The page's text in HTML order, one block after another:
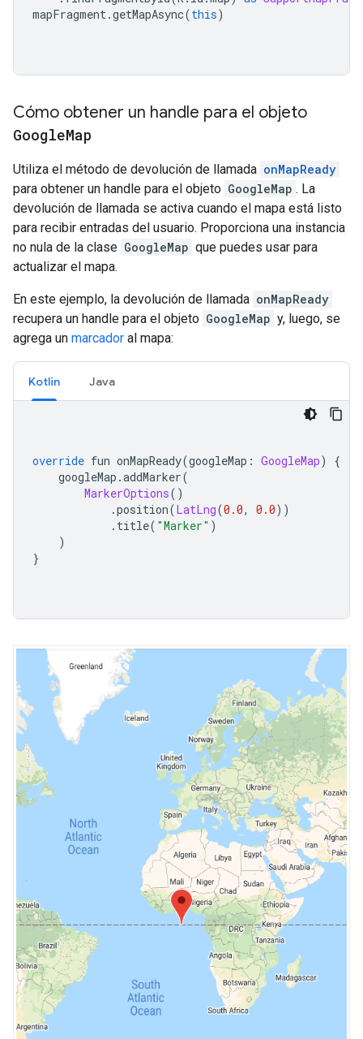
mapFragment.getMapAsync(this)
Cómo obtener un handle para el objeto
GoogleMap
Utiliza el método de devolución de llamada onMapReady
para obtener un handle para el objeto GoogleMap . La
devolución de llamada se activa cuando el mapa está listo
para recibir entradas del usuario. Proporciona una instancia
no nula de la clase GoogleMap que puedes usar para
actualizar el mapa.
En este ejemplo, la devolución de llamada onMapReady
recupera un handle para el objeto GoogleMap y, luego, se
agrega un marcador al mapa:
Kotlin Java
override fun onMapReady(googleMap : GoogleMap)
{
googleMap .addMarker(
MarkerOptions()
.position(LatLng(0.0, 0.0))
. title( "Marker" )
)
}